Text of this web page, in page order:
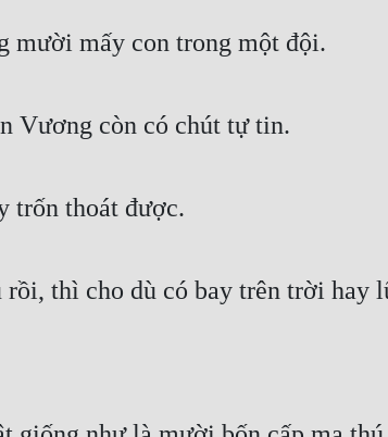
mười mấy con trong một đội.
Vương còn có chút tự tin.
trốn thoát được.
thì cho dù có bay trên trời hay